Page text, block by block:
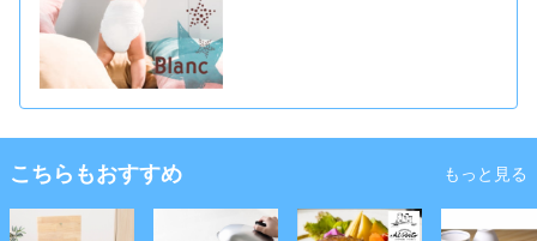
こちらもおすすめ もっと見る